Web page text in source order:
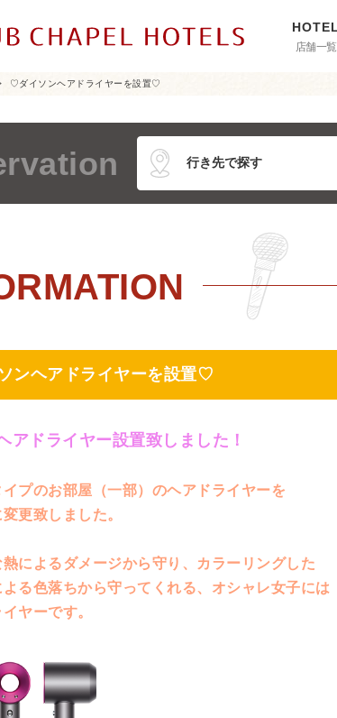
店舗一覧
♡ダイソンヘアドライヤーを設置♡
ンヘアドライヤーを設置♡
アドライヤー設置致しました！
イプのお部屋（一部）のヘアドライヤーを
更致しました。
によるダメージから守り、カラーリングした
る色落ちから守ってくれる、オシャレ女子には
ヤーです。